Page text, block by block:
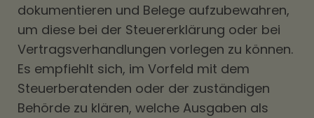
dokumentieren und Belege aufzubewahren,
um diese bei der Steuererklärung oder bei
Vertragsverhandlungen vorlegen zu können.
Es empfiehlt sich, im Vorfeld mit dem
Steuerberatenden oder der zuständigen
Behörde zu klären, welche Ausgaben als